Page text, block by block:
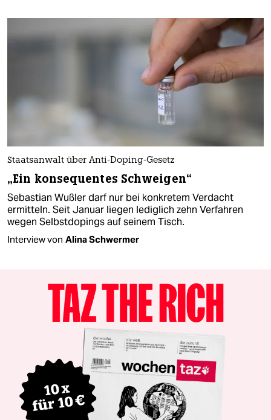
Staatsanwalt über Anti-Doping-Gesetz
„Ein konsequentes Schweigen“
Sebastian Wußler darf nur bei konkretem Verdacht
ermitteln. Seit Januar liegen lediglich zehn Verfahren
wegen Selbstdopings auf seinem Tisch.
Interview von Alina Schwermer